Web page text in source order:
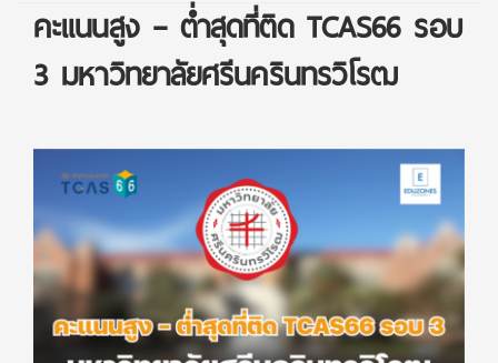
คะแนนสูง – ต่ำสุดที่ติด TCAS66 รอบ
3 มหาวิทยาลัยศรีนครินทรวิโรฒ